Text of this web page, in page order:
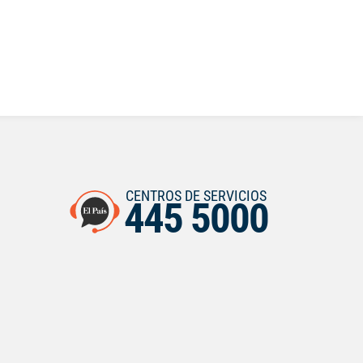
CENTROS DE SERVICIOS
445 5000